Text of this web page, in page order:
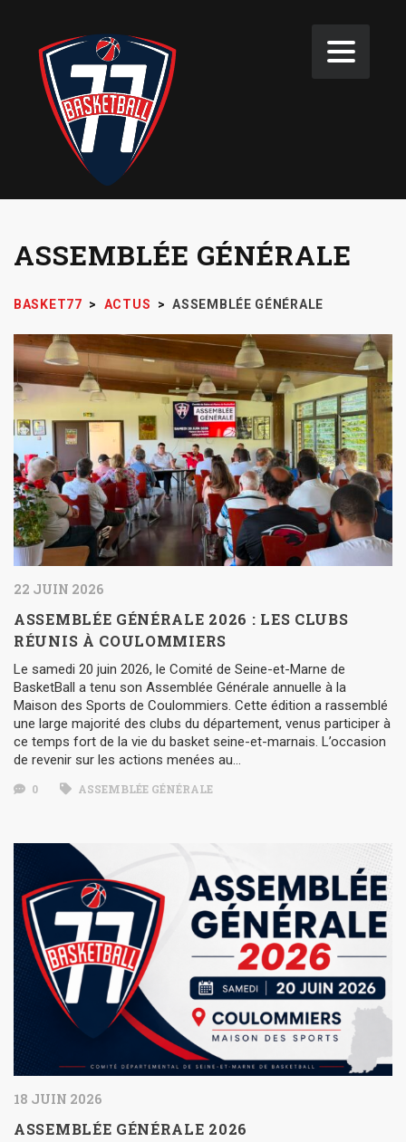
ASSEMBLÉE GÉNÉRALE
BASKET77 > ACTUS > ASSEMBLÉE GÉNÉRALE
22 JUIN 2026
ASSEMBLÉE GÉNÉRALE 2026 : LES CLUBS
RÉUNIS À COULOMMIERS
Le samedi 20 juin 2026, le Comité de Seine-et-Marne de
BasketBall a tenu son Assemblée Générale annuelle à la
Maison des Sports de Coulommiers. Cette édition a rassemblé
une large majorité des clubs du département, venus participer à
ce temps fort de la vie du basket seine-et-marnais. L’occasion
de revenir sur les actions menées au…
0 ASSEMBLÉE GÉNÉRALE
18 JUIN 2026
ASSEMBLÉE GÉNÉRALE 2026